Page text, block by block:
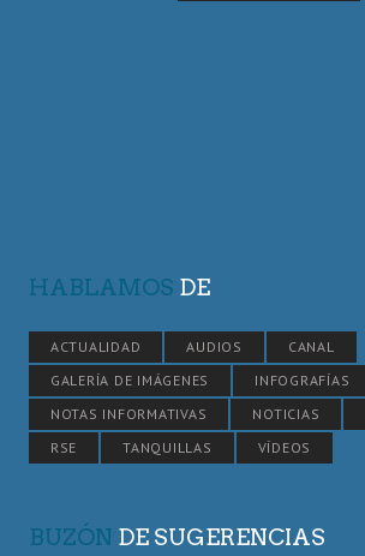
HABLAMOS DE
ACTUALIDAD AUDIOS
CANAL
GALERÍA DE IMÁGENES
INFOGRAFÍAS
NOTAS INFORMATIVAS
NOTICIAS
RSE
TANQUILLAS VÍDEOS
BUZÓN DE SUGERENCIAS